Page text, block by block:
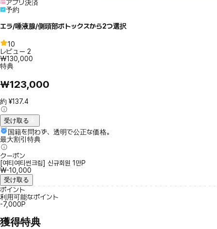
アプリ決済
予約
エラ/唾液腺/側頭部ボトックスから2つ選択
10
レビュー 2
₩130,000
特典
₩123,000
約 ¥137.4
受け取る
国籍を問わず、透明で公正な価格。
最大割引特典
クーポン
[여티여티썬크림] 신규회원 1만P
₩-10,000
受け取る
ポイント
利用可能なポイント
-7,000P
獲得特典